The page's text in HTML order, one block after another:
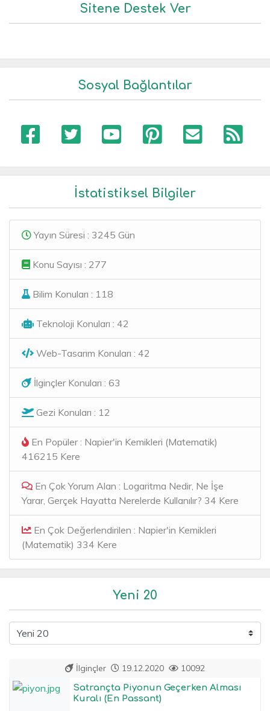
Sitene Destek Ver
Sosyal Bağlantılar
İstatistiksel Bilgiler
Yayın Süresi : 3245 Gün
Konu Sayısı : 277
Bilim Konuları : 118
Teknoloji Konuları : 42
Web-Tasarım Konuları : 42
İlginçler Konuları : 63
Gezi Konuları : 12
En Popüler : Napier'in Kemikleri (Matematik)
416215 Kere
En Çok Yorum Alan : Logaritma Nedir, Ne İşe
Yarar, Gerçek Hayatta Nerelerde Kullanılır? 34 Kere
En Çok Değerlendirilen : Napier'in Kemikleri
(Matematik) 334 Kere
Yeni 20
İlginçler 19.12.2020 10092
Satrançta Piyonun Geçerken Alması
Kuralı (En Passant)